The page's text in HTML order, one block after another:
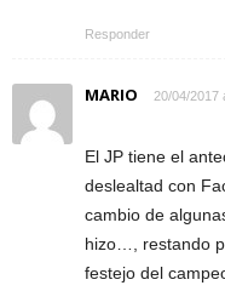
Responder
MARIO 20/04/2017
El JP tiene el
deslealtad con
cambio de
hizo…, restando
festejo del